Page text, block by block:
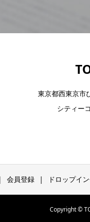
東京都西東京市
シティー
会員登録 ドロップイ
Copyright ©